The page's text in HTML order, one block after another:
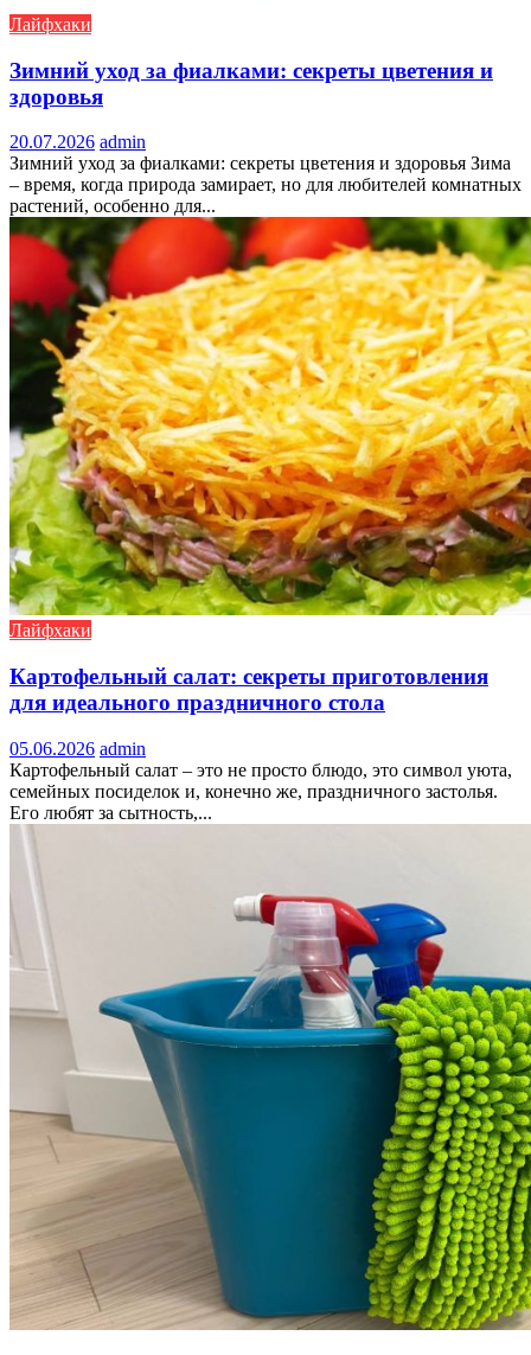
Лайфхаки
Зимний уход за фиалками: секреты цветения и
здоровья
20.07.2026 admin
Зимний уход за фиалками: секреты цветения и здоровья Зима
– время, когда природа замирает, но для любителей комнатных
растений, особенно для...
Лайфхаки
Картофельный салат: секреты приготовления
для идеального праздничного стола
05.06.2026 admin
Картофельный салат – это не просто блюдо, это символ уюта,
семейных посиделок и, конечно же, праздничного застолья.
Его любят за сытность,...